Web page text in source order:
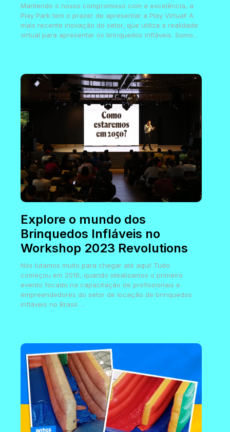
Mantendo o nosso compromisso com a excelência, a
Play Park tem o prazer de apresentar a Play Virtual! A
mais recente inovação do setor, que utiliza a realidade
virtual para apresentar os brinquedos infláveis. Somo...
Explore o mundo dos
Brinquedos Infláveis no
Workshop 2023 Revolutions
Nós lutamos muito para chegar até aqui! Tudo
começou em 2016, quando idealizamos o primeiro
evento focado na capacitação de profissionais e
empreendedores do setor de locação de brinquedos
infláveis no Brasil. ...